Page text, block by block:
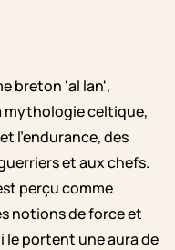
breton 'al lan',
mythologie celtique,
l’endurance, des
et aux chefs.
perçu comme
notions de force et
le portent une aura de